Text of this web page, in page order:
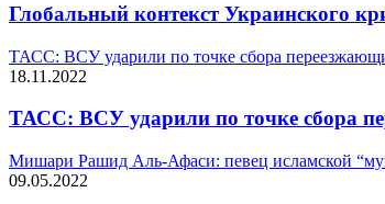
Глобальный контекст Украинского
ТАСС: ВСУ ударили по точке сбора
18.11.2022
ТАСС: ВСУ ударили по точке сбора
Мишари Рашид Аль-Афаси: певец исламской
09.05.2022